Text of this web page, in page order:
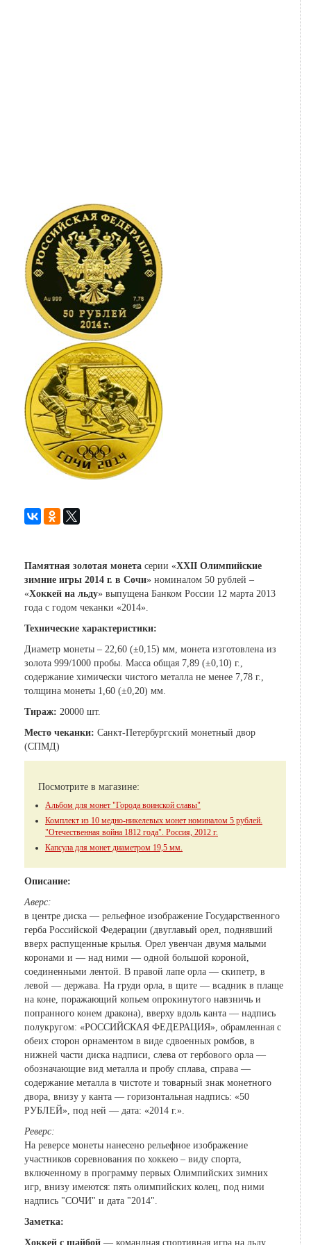
Памятная золотая монета серии «XXII Олимпийские
зимние игры 2014 г. в Сочи» номиналом 50 рублей –
«Хоккей на льду» выпущена Банком России 12 марта 2013
года с годом чеканки «2014».
Технические характеристики:
Диаметр монеты – 22,60 (±0,15) мм, монета изготовлена из
золота 999/1000 пробы. Масса общая 7,89 (±0,10) г.,
содержание химически чистого металла не менее 7,78 г.,
толщина монеты 1,60 (±0,20) мм.
Тираж: 20000 шт.
Место чеканки: Санкт-Петербургский монетный двор
(СПМД)
Посмотрите в магазине:
Альбом для монет "Города воинской славы"
Комплект из 10 медно-никелевых монет номиналом 5 рублей.
"Отечественная война 1812 года". Россия, 2012 г.
Капсула для монет диаметром 19,5 мм.
Описание:
Аверс:
в центре диска — рельефное изображение Государственного
герба Российской Федерации (двуглавый орел, поднявший
вверх распущенные крылья. Орел увенчан двумя малыми
коронами и — над ними — одной большой короной,
соединенными лентой. В правой лапе орла — скипетр, в
левой — держава. На груди орла, в щите — всадник в плаще
на коне, поражающий копьем опрокинутого навзничь и
попранного конем дракона), вверху вдоль канта — надпись
полукругом: «РОССИЙСКАЯ ФЕДЕРАЦИЯ», обрамленная с
обеих сторон орнаментом в виде сдвоенных ромбов, в
нижней части диска надписи, слева от гербового орла —
обозначающие вид металла и пробу сплава, справа —
содержание металла в чистоте и товарный знак монетного
двора, внизу у канта — горизонтальная надпись: «50
РУБЛЕЙ», под ней — дата: «2014 г.».
Реверс:
На реверсе монеты нанесено рельефное изображение
участников соревнования по хоккею – виду спорта,
включенному в программу первых Олимпийских зимних
игр, внизу имеются: пять олимпийских колец, под ними
надпись "СОЧИ" и дата "2014".
Заметка:
Хоккей с шайбой — командная спортивная игра на льду,